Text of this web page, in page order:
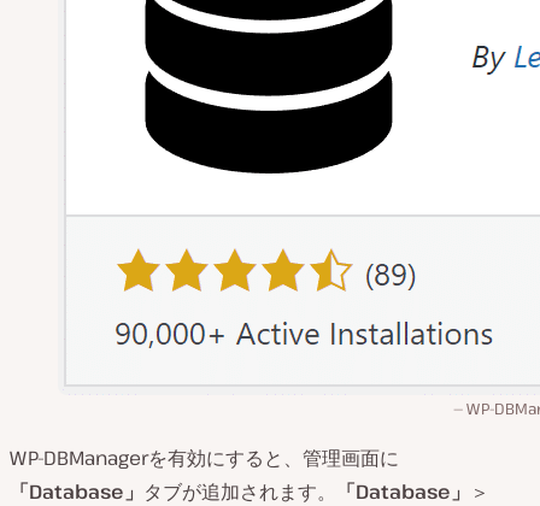
WP-
WP-DBManagerを有効にすると、管理画面に
「Database」 タブが追加されます。 「Database」 ＞